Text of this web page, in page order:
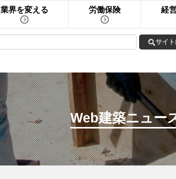
業界を変える 労働保険 経
Web建築ニュー